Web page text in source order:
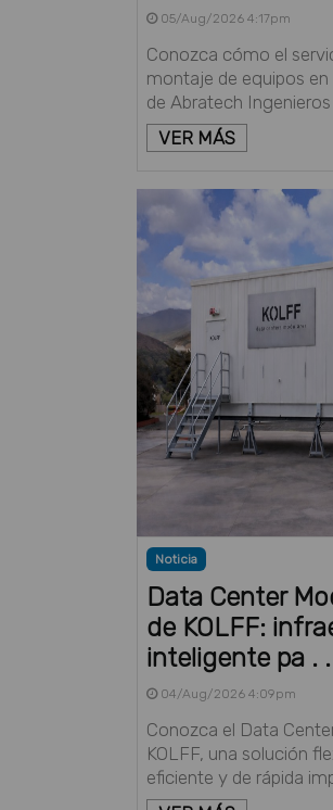
05/Aug/2026 4:17pm
Conozca cómo el
montaje de equipos
de Abratech Ingenieros
VER MÁS
Noticia
Data Center
de KOLFF:
inteligente pa .
04/Aug/2026 4:09pm
Conozca el Data
KOLFF, una solución
eficiente y de rápida